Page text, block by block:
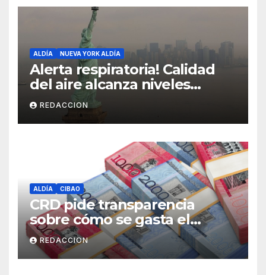
ALDÍA NUEVA YORK ALDÍA
Alerta respiratoria! Calidad
del aire alcanza niveles
peligrosos en NYC
REDACCION
ALDÍA CIBAO
CRD pide transparencia
sobre cómo se gasta el
dinero del Seguro Familiar de
Salud
REDACCION